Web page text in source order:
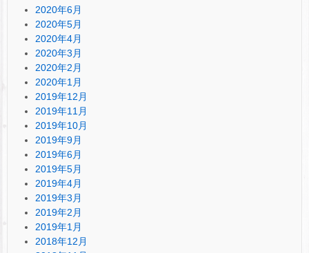
2020年6月
2020年5月
2020年4月
2020年3月
2020年2月
2020年1月
2019年12月
2019年11月
2019年10月
2019年9月
2019年6月
2019年5月
2019年4月
2019年3月
2019年2月
2019年1月
2018年12月